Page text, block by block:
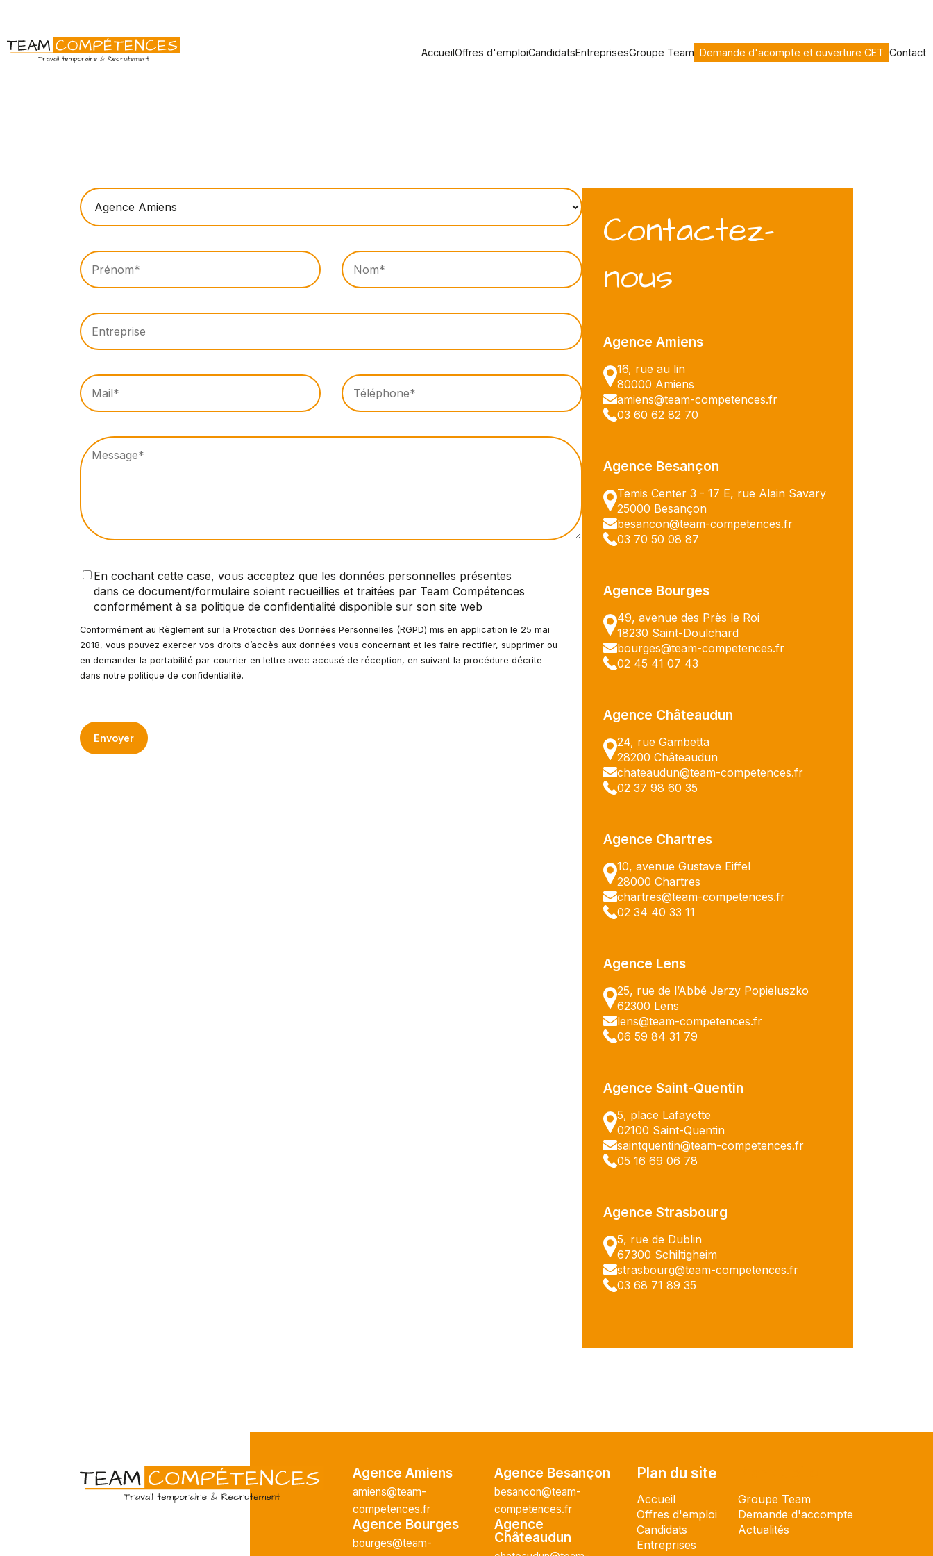
AccueilOffres d'emploiCandidatsEntreprisesGroupe Team Demande d'acompte et ouverture CET Contact
En cochant cette case, vous acceptez que les données personnelles présentes
dans ce document/formulaire soient recueillies et traitées par Team Compétences
conformément à sa politique de confidentialité disponible sur son site web
Conformément au Règlement sur la Protection des Données Personnelles (RGPD) mis en application le 25 mai
2018, vous pouvez exercer vos droits d’accès aux données vous concernant et les faire rectifier, supprimer ou
en demander la portabilité par courrier en lettre avec accusé de réception, en suivant la procédure décrite
dans notre politique de confidentialité.
Envoyer
Contactez-
nous
Agence Amiens
16, rue au lin
80000 Amiens
amiens@team-competences.fr
03 60 62 82 70
Agence Besançon
Temis Center 3 - 17 E, rue Alain Savary
25000 Besançon
besancon@team-competences.fr
03 70 50 08 87
Agence Bourges
49, avenue des Près le Roi
18230 Saint-Doulchard
bourges@team-competences.fr
02 45 41 07 43
Agence Châteaudun
24, rue Gambetta
28200 Châteaudun
chateaudun@team-competences.fr
02 37 98 60 35
Agence Chartres
10, avenue Gustave Eiffel
28000 Chartres
chartres@team-competences.fr
02 34 40 33 11
Agence Lens
25, rue de l’Abbé Jerzy Popieluszko
62300 Lens
lens@team-competences.fr
06 59 84 31 79
Agence Saint-Quentin
5, place Lafayette
02100 Saint-Quentin
saintquentin@team-competences.fr
05 16 69 06 78
Agence Strasbourg
5, rue de Dublin
67300 Schiltigheim
strasbourg@team-competences.fr
03 68 71 89 35
Agence Amiens
amiens@team-
competences.fr
Agence Bourges
bourges@team-
Agence Besançon
besancon@team-
competences.fr
Agence
Châteaudun
Plan du site
Accueil
Offres d'emploi
Candidats
Entreprises
Groupe Team
Demande d'accompte
Actualités